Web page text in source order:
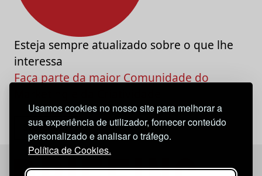
Usamos cookies no nosso site para melhorar a
sua experiência de utilizador, fornecer conteúdo
personalizado e analisar o tráfego.
Política de Cookies.
Esteja sempre atualizado sobre o que lhe
interessa
Faça parte da maior Comunidade do